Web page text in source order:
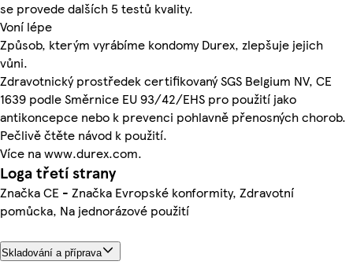
se provede dalších 5 testů kvality.
Voní lépe
Způsob, kterým vyrábíme kondomy Durex, zlepšuje jejich
vůni.
Zdravotnický prostředek certifikovaný SGS Belgium NV, CE
1639 podle Směrnice EU 93/42/EHS pro použití jako
antikoncepce nebo k prevenci pohlavně přenosných chorob.
Pečlivě čtěte návod k použití.
Více na www.durex.com.
Loga třetí strany
Značka CE - Značka Evropské konformity, Zdravotní
pomůcka, Na jednorázové použití
Skladování a příprava